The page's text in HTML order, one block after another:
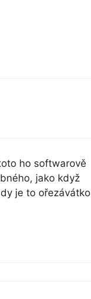
ho softwarově
jako když
je to ořezávátko